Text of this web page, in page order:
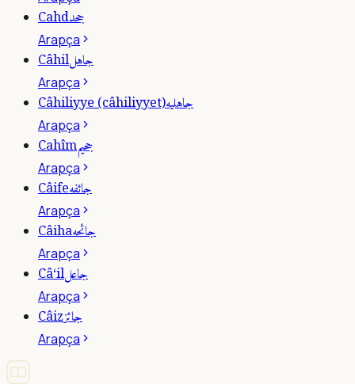
Cahdجحد
Arapça
Câhilجاهل
Arapça
Câhiliyye (câhiliyyet)جاهليه
Arapça
Cahîmجحيم
Arapça
Câifeجائفه
Arapça
Câihaجائحه
Arapça
Câ‘ilجاعل
Arapça
Câizجائز
Arapça